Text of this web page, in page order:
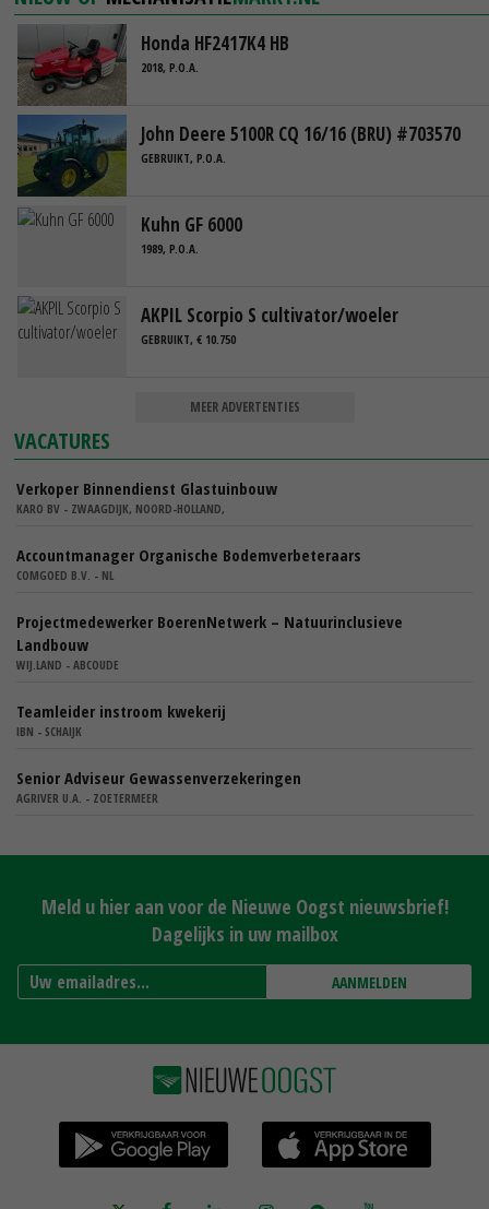
Honda HF2417K4 HB
2018, P.O.A.
John Deere 5100R CQ 16/16 (BRU) #703570
GEBRUIKT, P.O.A.
Kuhn GF 6000
1989, P.O.A.
AKPIL Scorpio S cultivator/woeler
GEBRUIKT, € 10.750
MEER ADVERTENTIES
VACATURES
Verkoper Binnendienst Glastuinbouw
KARO BV - ZWAAGDIJK, NOORD-HOLLAND,
Accountmanager Organische Bodemverbeteraars
COMGOED B.V. - NL
Projectmedewerker BoerenNetwerk – Natuurinclusieve
Landbouw
WIJ.LAND - ABCOUDE
Teamleider instroom kwekerij
IBN - SCHAIJK
Senior Adviseur Gewassenverzekeringen
AGRIVER U.A. - ZOETERMEER
Meld u hier aan voor de Nieuwe Oogst nieuwsbrief!
Dagelijks in uw mailbox
AANMELDEN